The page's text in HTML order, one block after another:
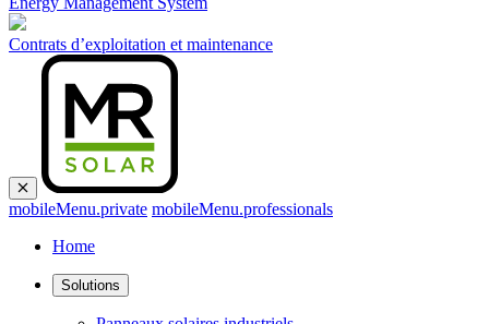
Contrats d’exploitation et maintenance
mobileMenu.private mobileMenu.professionals
Home
Solutions